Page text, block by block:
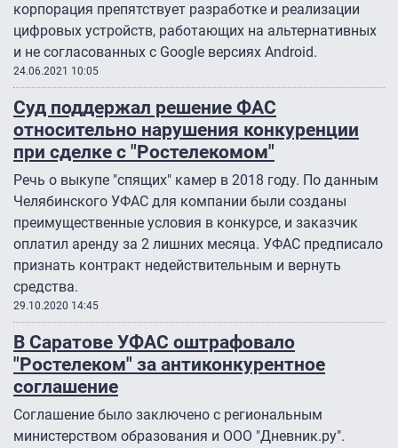
корпорация препятствует разработке и реализации
цифровых устройств, работающих на альтернативных
и не согласованных с Google версиях Android.
24.06.2021 10:05
Суд поддержал решение ФАС
относительно нарушения конкуренции
при сделке с "Ростелекомом"
Речь о выкупе "спящих" камер в 2018 году. По данным
Челябинского УФАС для компании были созданы
преимущественные условия в конкурсе, и заказчик
оплатил аренду за 2 лишних месяца. УФАС предписало
признать контракт недействительным и вернуть
средства.
29.10.2020 14:45
В Саратове УФАС оштрафовало
"Ростелеком" за антиконкурентное
соглашение
Соглашение было заключено с региональным
министерством образования и ООО "Дневник.ру".